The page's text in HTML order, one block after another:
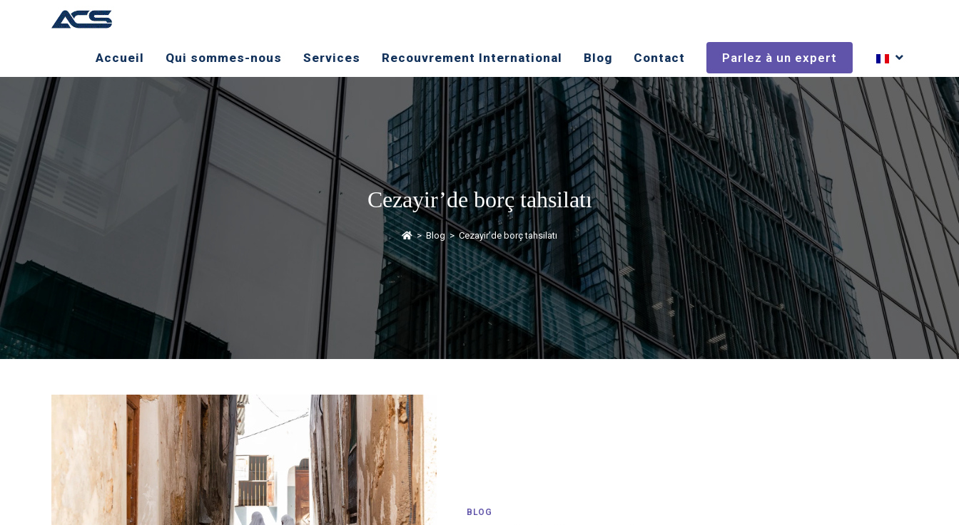
Accueil Qui sommes-nous Services ​Recouvrement International Blog Contact Parlez à un expert
Cezayir’de borç tahsilatı
> Blog > Cezayir’de borç tahsilatı
BLOG